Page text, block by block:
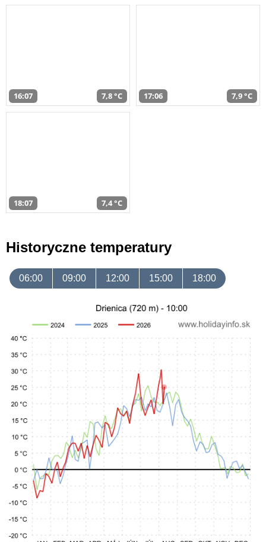
16:07 7,8 °C 17:06 7,9 °C
18:07 7,4 °C
Historyczne temperatury
06:00 09:00 12:00 15:00 18:00